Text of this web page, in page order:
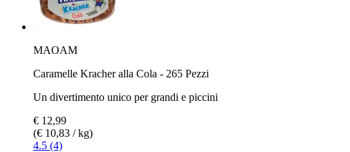
MAOAM
Caramelle Kracher alla Cola - 265 Pezzi
Un divertimento unico per grandi e piccini
€ 12,99
(€ 10,83 / kg)
4.5 (4)